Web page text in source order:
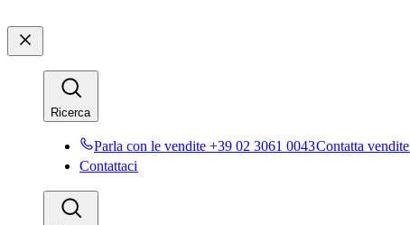
Ricerca​​
Parla con le vendite +39 02 3061 0043​​Contatta vendite​​
Contattaci​​